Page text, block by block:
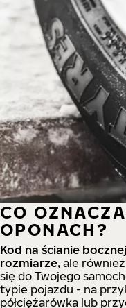
CO
OPONACH?
Kod na ścianie
rozmiarze, ale
się do Twojego
typie pojazdu - na
półciężarówka lub